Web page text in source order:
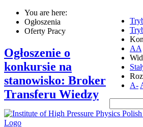
AA
A-
You are here:
Ogłoszenia
Oferty Pracy
Ogłoszenie o
konkursie na
stanowisko: Broker
Transferu Wiedzy